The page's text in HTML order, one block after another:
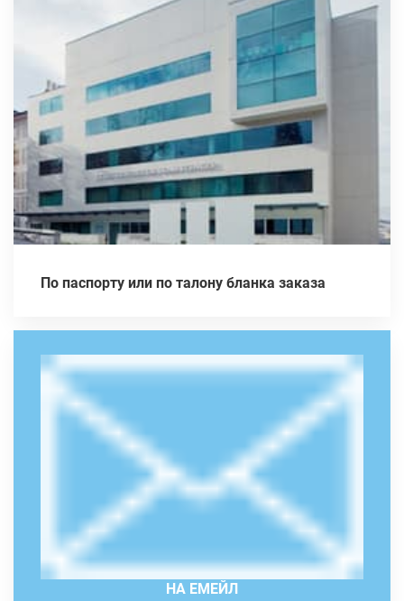
По паспорту или по талону бланка заказа
НА ЕМЕЙЛ